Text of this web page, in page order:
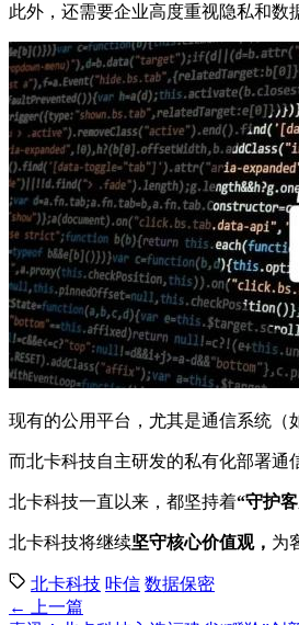
此外，还需要企业高度重视隐私和数
现有的公用平台，尤其是通信系统（
而北卡科技自主研发的私有化部署
北卡科技一直以来，都坚持着“守护
北卡科技将继续坚守核心价值观， 为
北卡科技 咔信 数据保密
← 上一篇